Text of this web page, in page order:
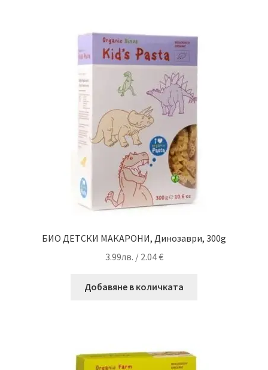
БИО ДЕТСКИ МАКАРОНИ, Динозаври, 300g
3.99лв. / 2.04 €
Добавяне в количката